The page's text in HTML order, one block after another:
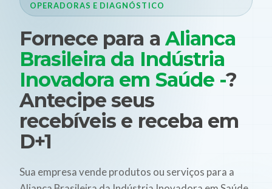
OPERADORAS E DIAGNÓSTICO
Fornece para a Alianca
Brasileira da Indústria
Inovadora em Saúde -?
Antecipe seus
recebíveis e receba em
D+1
Sua empresa vende produtos ou serviços para a